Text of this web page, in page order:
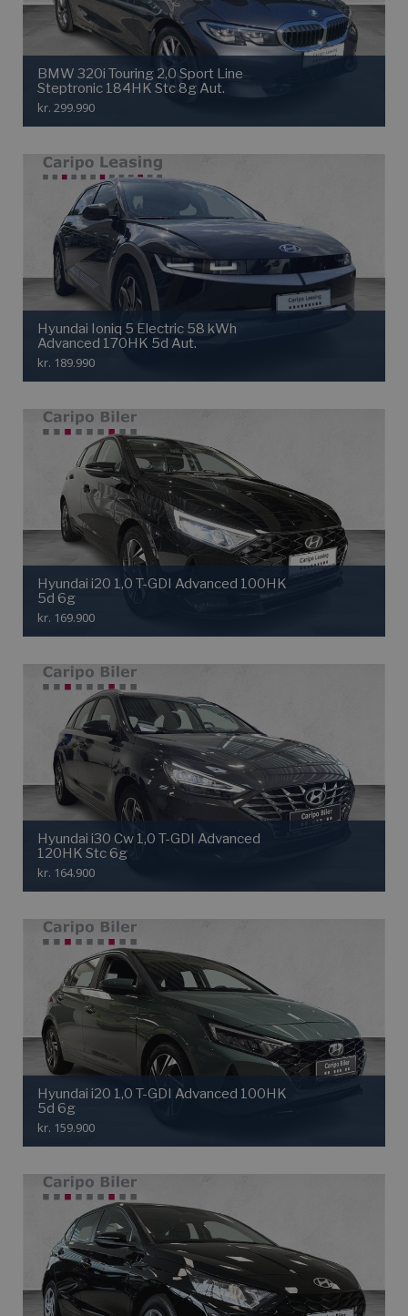
BMW 320i Touring 2,0 Sport Line
Steptronic 184HK Stc 8g Aut.
kr. 299.990
Hyundai Ioniq 5 Electric 58 kWh
Advanced 170HK 5d Aut.
kr. 189.990
Hyundai i20 1,0 T-GDI Advanced 100HK
5d 6g
kr. 169.900
Hyundai i30 Cw 1,0 T-GDI Advanced
120HK Stc 6g
kr. 164.900
Hyundai i20 1,0 T-GDI Advanced 100HK
5d 6g
kr. 159.900